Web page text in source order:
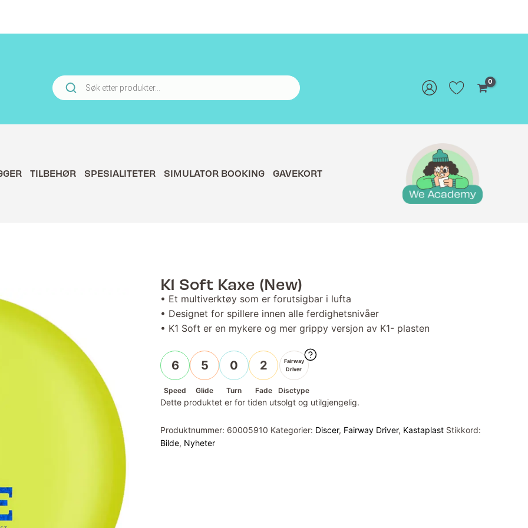
Products
search
TILBEHØR SPESIALITETER SIMULATOR BOOKING GAVEKORT
K1 Soft Kaxe (New)
• Et multiverktøy som er forutsigbar i lufta
• Designet for spillere innen alle ferdighetsnivåer
• K1 Soft er en mykere og mer grippy versjon av K1- plasten
6
Speed
5
Glide
0
Turn
2
Fade
Fairway
Driver
Disctype
Dette produktet er for tiden utsolgt og utilgjengelig.
Produktnummer: 60005910 Kategorier: Discer, Fairway Driver, Kastaplast Stikkord:
Bilde, Nyheter